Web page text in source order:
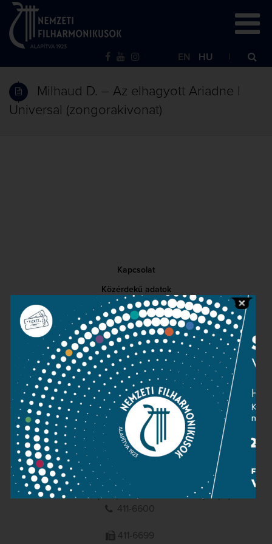
EN HU
Milhaud D. – Az elhagyott Ariadne |
Universal (zongorakivonat)
Kapcsolat
Közérdekű adatok
Sajtószoba
Adatvédelem
Impresszum
NEMZETI
FILHARMONIKUSOK
1095 Budapest, Komor Marcell u. 1. (Müpa)
411-6600
411-6699